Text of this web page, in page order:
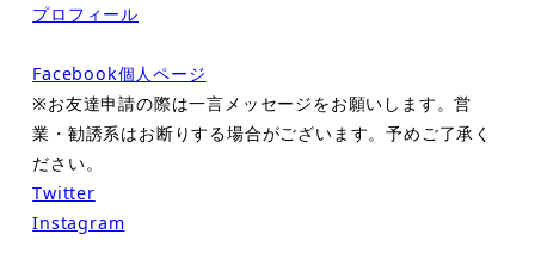
プロフィール
Facebook個人ページ
※お友達申請の際は一言メッセージをお願いします。営
業・勧誘系はお断りする場合がございます。予めご了承く
ださい。
Twitter
Instagram